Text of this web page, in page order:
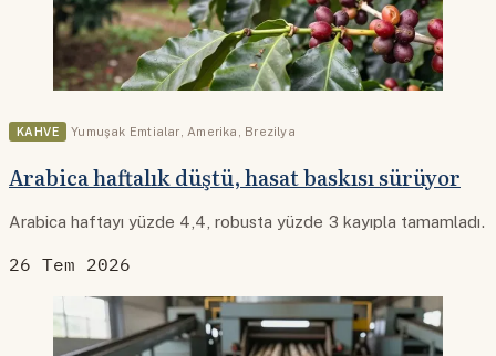
KAHVE Yumuşak Emtialar Amerika Brezilya
Arabica haftalık düştü, hasat baskısı sürüyor
Arabica haftayı yüzde 4,4, robusta yüzde 3 kayıpla tamamladı.
26 Tem 2026